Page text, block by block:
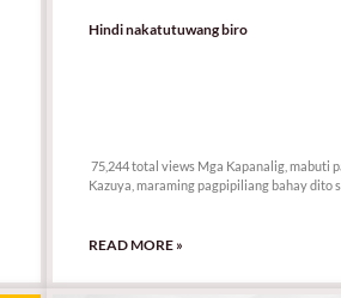
Hindi nakatutuwang biro
75,244 total views Mga Kapanalig, mabuti
Kazuya, maraming pagpipiliang bahay dito
READ MORE »